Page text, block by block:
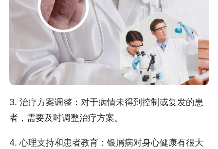
3. 治疗方案调整：对于病情未得到控制或复发的患
者，需要及时调整治疗方案。
4. 心理支持和患者教育：银屑病对身心健康有很大